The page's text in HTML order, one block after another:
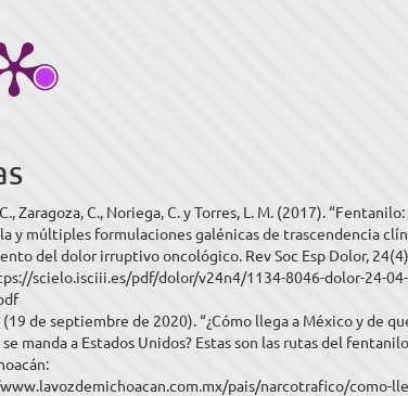
Zaragoza, C., Noriega, C. y Torres, L. M. (2017).
y múltiples formulaciones galénicas de trascendencia
del dolor irruptivo oncológico. Rev Soc Esp Dolor,
scielo.isciii.es/pdf/dolor/v24n4/1134-8046-dolor-24-04-
(19 de septiembre de 2020). “¿Cómo llega a México y de
manda a Estados Unidos? Estas son las rutas del
pais/narcotrafico/como-